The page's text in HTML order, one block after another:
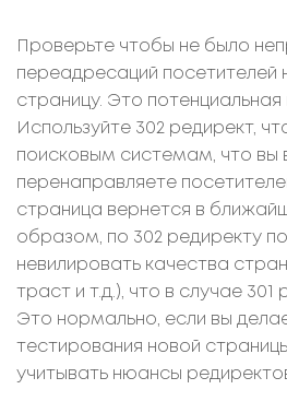
Проверьте чтобы не было
переадресаций посетителей
страницу. Это
Используйте 302 редирект,
поисковым системам, что вы
перенаправляете
страница вернется в
образом, по 302 редиректу
невилировать качества
траст и т.д.), что в случае 301
Это нормально, если вы
тестирования новой
учитывать нюансы